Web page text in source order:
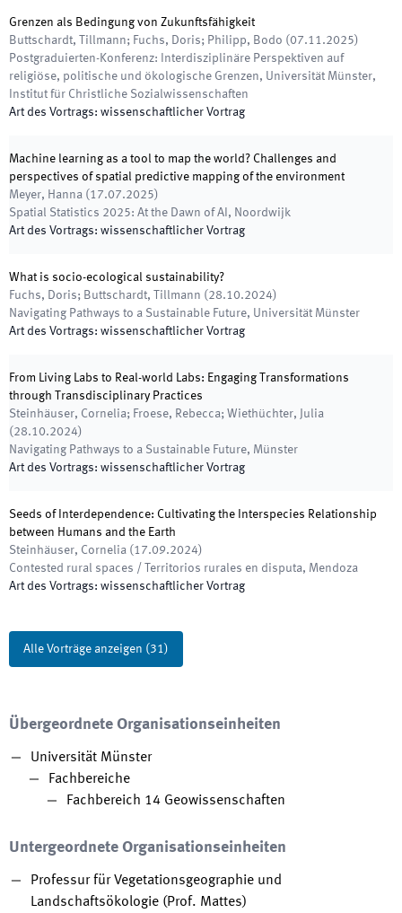
Grenzen als Bedingung von Zukunftsfähigkeit
Buttschardt, Tillmann; Fuchs, Doris; Philipp, Bodo (07.11.2025)
Postgraduierten-Konferenz: Interdisziplinäre Perspektiven auf
religiöse, politische und ökologische Grenzen, Universität Münster,
Institut für Christliche Sozialwissenschaften
Art des Vortrags: wissenschaftlicher Vortrag
Machine learning as a tool to map the world? Challenges and
perspectives of spatial predictive mapping of the environment
Meyer, Hanna ( 17.07.2025)
Spatial Statistics 2025: At the Dawn of AI , Noordwijk
Art des Vortrags: wissenschaftlicher Vortrag
What is socio-ecological sustainability?
Fuchs, Doris; Buttschardt, Tillmann ( 28.10.2024)
Navigating Pathways to a Sustainable Future, Universität Münster
Art des Vortrags: wissenschaftlicher Vortrag
From Living Labs to Real-world Labs: Engaging Transformations
through Transdisciplinary Practices
Steinhäuser, Cornelia; Froese, Rebecca; Wiethüchter, Julia
( 28.10.2024)
Navigating Pathways to a Sustainable Future, Münster
Art des Vortrags: wissenschaftlicher Vortrag
Seeds of Interdependence: Cultivating the Interspecies Relationship
between Humans and the Earth
Steinhäuser, Cornelia ( 17.09.2024)
Contested rural spaces / Territorios rurales en disputa, Mendoza
Art des Vortrags: wissenschaftlicher Vortrag
Alle Vorträge anzeigen (31)
Übergeordnete Organisationseinheiten
Universität Münster
Fachbereiche
Fachbereich 14 Geowissenschaften
Untergeordnete Organisationseinheiten
Professur für Vegetationsgeographie und
Landschaftsökologie (Prof. Mattes)